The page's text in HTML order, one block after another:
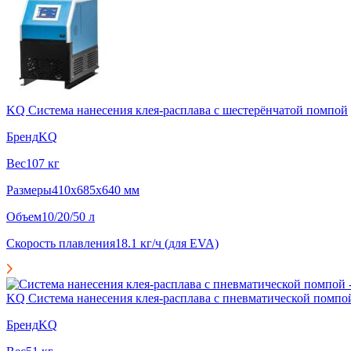
KQ Система нанесения клея-расплава с шестерёнчатой помпой
БрендKQ
Вес107 кг
Размеры410x685x640 мм
Объем10/20/50 л
Скорость плавления18.1 кг/ч (для EVA)
KQ Система нанесения клея-расплава с пневматической
БрендKQ